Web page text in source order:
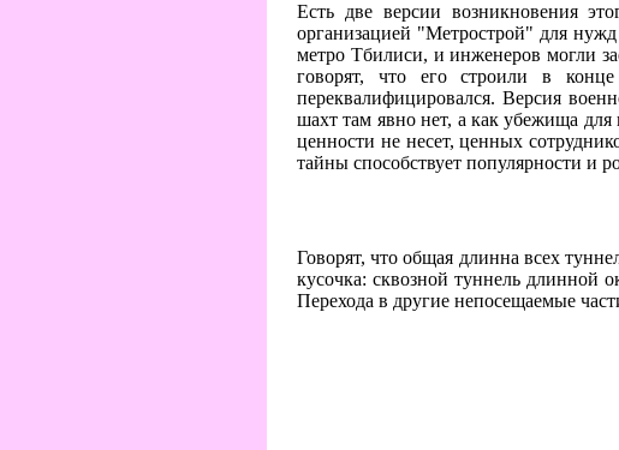
Есть две версии возникновения
организацией "Метрострой" для нужд
метро Тбилиси, и инженеров могли
говорят, что его строили в
переквалифицировался. Версия
шахт там явно нет, а как убежища для
ценности не несет, ценных
тайны способствует популярности и
Говорят, что общая длинна всех
кусочка: сквозной туннель длинной
Перехода в другие непосещаемые